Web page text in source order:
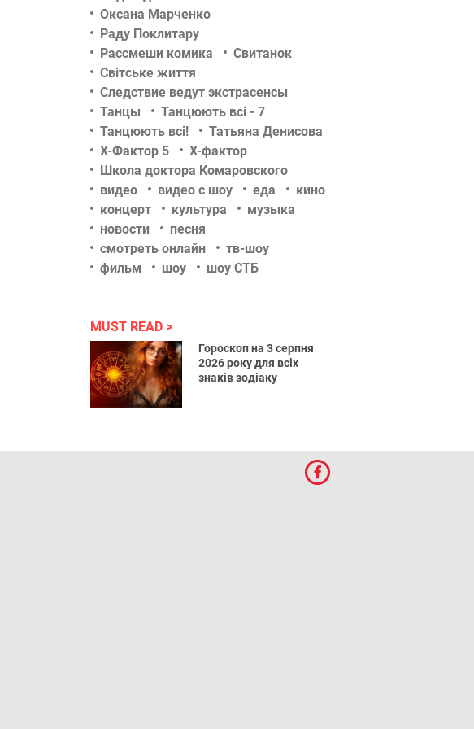
Оксана Марченко
Раду Поклитару
Рассмеши комика
Свитанок
Світське життя
Следствие ведут экстрасенсы
Танцы
Танцюють всі - 7
Танцюють всі!
Татьяна Денисова
Х-Фактор 5
Х-фактор
Школа доктора Комаровского
видео
видео с шоу еда
кино
концерт
культура
музыка
новости
песня
смотреть онлайн
тв-шоу
фильм
шоу шоу СТБ
MUST READ
Гороскоп на 3 серпня
2026 року для всіх
знаків зодіаку